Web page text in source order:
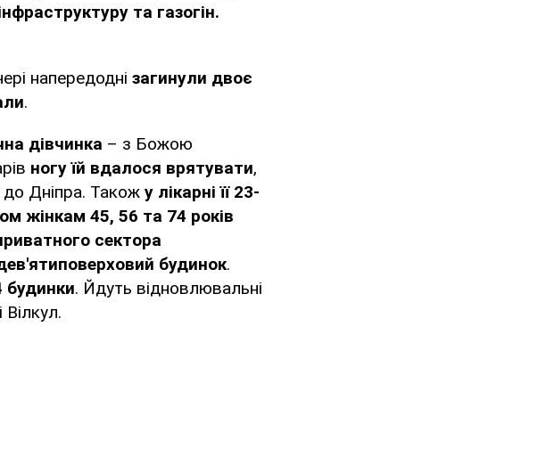
та газогін.
напередодні загинули двоє
.
дівчинка – з Божою
ногу їй вдалося врятувати,
Дніпра. Також у лікарні її 23-
жінкам 45, 56 та 74 років
сектора
будинок.
будинки. Йдуть відновлювальні
Вілкул.